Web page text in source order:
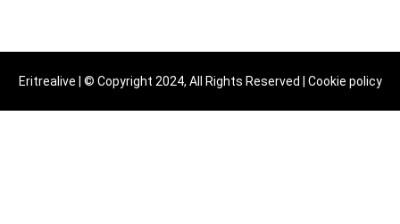
Eritrealive | © Copyright 2024, All Rights Reserved | Cookie policy